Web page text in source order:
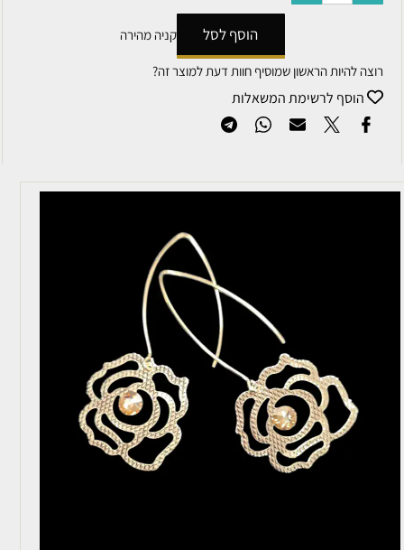
הוסף לסל קניה מהירה
רוצה להיות הראשון שמוסיף חוות דעת למוצר זה?
הוסף לרשימת המשאלות